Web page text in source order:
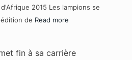
2015 Les lampions se
de Read more
fin à sa carrière